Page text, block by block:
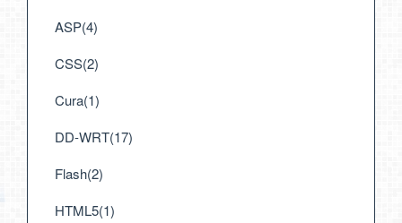
ASP(4)
CSS(2)
Cura(1)
DD-WRT(17)
Flash(2)
HTML5(1)